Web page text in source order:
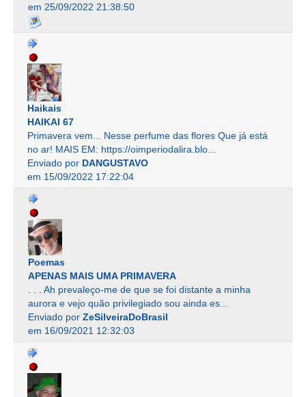
em 25/09/2022 21:38:50
Haikais
HAIKAI 67
Primavera vem... Nesse perfume das flores Que já está
no ar! MAIS EM: https://oimperiodalira.blo...
Enviado por DANGUSTAVO
em 15/09/2022 17:22:04
Poemas
APENAS MAIS UMA PRIMAVERA
. . . Ah prevaleço-me de que se foi distante a minha
aurora e vejo quão privilegiado sou ainda es...
Enviado por ZeSilveiraDoBrasil
em 16/09/2021 12:32:03